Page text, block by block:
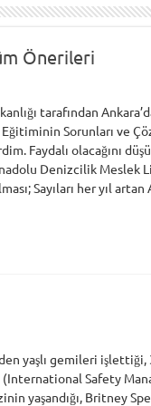
BilimselNe
ve Islah
Kapt.
Aybay
Süreci
Teknik
Yorumu
Önerileri
tarafından
Sorunları ve
Faydalı olacağını
Denizcilik Meslek
Sayıları her yıl
yaşlı gemileri işlettiği,
(International Safety
yaşandığı, Britney